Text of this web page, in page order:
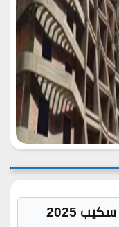
لماذا تعد عروض معرض سيتي سكيب 2025